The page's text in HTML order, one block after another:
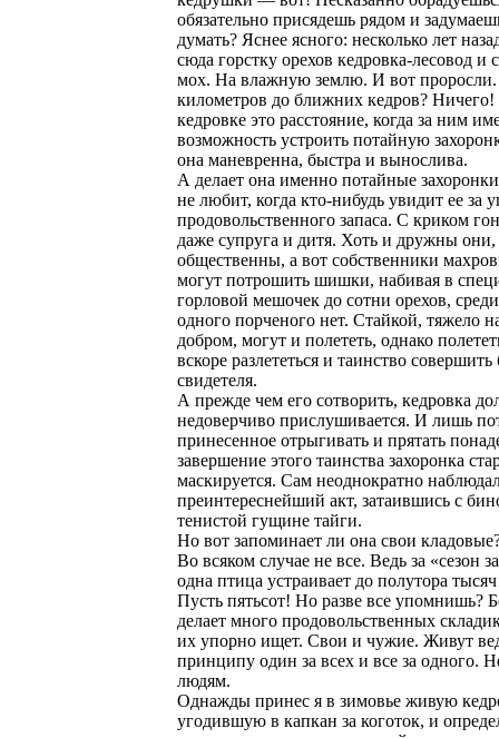
обязательно присядешь рядом и
думать? Яснее ясного: несколько лет
сюда горстку орехов кедровка-лесовод и
мох. На влажную землю. И вот проросли.
километров до ближних кедров? Ничего!
кедровке это расстояние, когда за ним
возможность устроить потайную
она маневренна, быстра и вынослива.
А делает она именно потайные
не любит, когда кто-нибудь увидит ее за
продовольственного запаса. С криком
даже супруга и дитя. Хоть и дружны они,
общественны, а вот собственники
могут потрошить шишки, набивая в
горловой мешочек до сотни орехов,
одного порченого нет. Стайкой, тяжело
добром, могут и полететь, однако
вскоре разлететься и таинство совершить
свидетеля.
А прежде чем его сотворить, кедровка
недоверчиво прислушивается. И лишь
принесенное отрыгивать и прятать
завершение этого таинства захоронка
маскируется. Сам неоднократно
преинтереснейший акт, затаившись с
тенистой гущине тайги.
Но вот запоминает ли она свои
Во всяком случае не все. Ведь за «сезон
одна птица устраивает до полутора
Пусть пятьсот! Но разве все упомнишь?
делает много продовольственных
их упорно ищет. Свои и чужие. Живут
принципу один за всех и все за одного.
людям.
Однажды принес я в зимовье живую
угодившую в капкан за коготок, и